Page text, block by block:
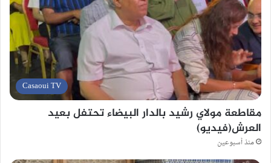
Casaoui TV
مقاطعة مولاي رشيد بالدار البيضاء تحتفل بعيد
العرش(فيديو)
منذ أسبوعين